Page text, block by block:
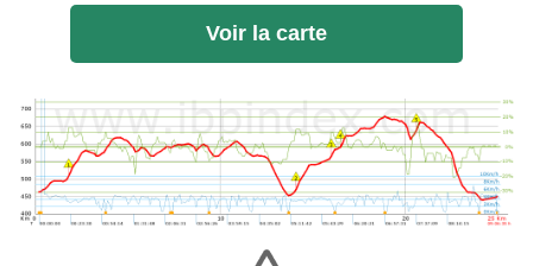
Voir la carte